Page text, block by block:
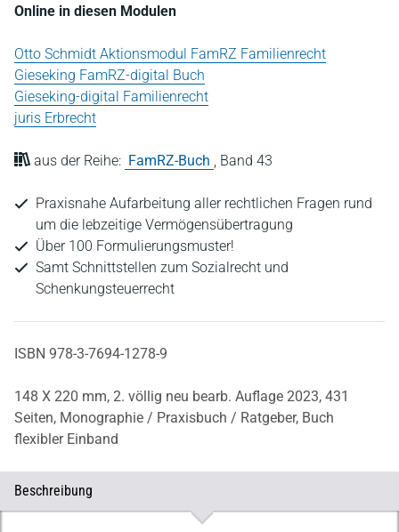
Online in diesen Modulen
Otto Schmidt Aktionsmodul FamRZ Familienrecht
Gieseking FamRZ-digital Buch
Gieseking-digital Familienrecht
juris Erbrecht
aus der Reihe: FamRZ-Buch , Band 43
Praxisnahe Aufarbeitung aller rechtlichen Fragen rund
um die lebzeitige Vermögensübertragung
Über 100 Formulierungsmuster!
Samt Schnittstellen zum Sozialrecht und
Schenkungsteuerrecht
ISBN 978-3-7694-1278-9
148 X 220 mm, 2. völlig neu bearb. Auflage 2023, 431
Seiten, Monographie / Praxisbuch / Ratgeber, Buch
flexibler Einband
Beschreibung